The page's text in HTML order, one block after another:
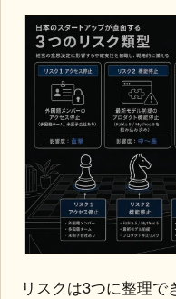
リスクは3つに整理で